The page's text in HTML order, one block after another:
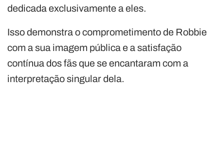
dedicada exclusivamente a eles.
Isso demonstra o comprometimento de Robbie
com a sua imagem pública e a satisfação
contínua dos fãs que se encantaram com a
interpretação singular dela.